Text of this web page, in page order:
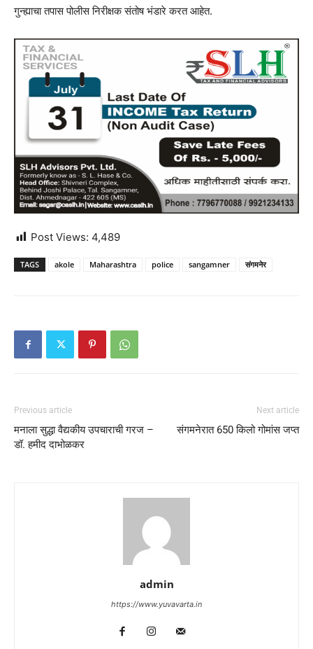
गुन्ह्याचा तपास पोलीस निरीक्षक संतोष भंडारे करत आहेत.
Post Views: 4,489
TAGS akole Maharashtra police sangamner संगमनेर
Previous article
मनाला सुद्धा वैद्यकीय उपचाराची गरज –
डॉ. हमीद दाभोळकर
Next article
संगमनेरात 650 किलो गोमांस जप्त
admin
https://www.yuvavarta.in